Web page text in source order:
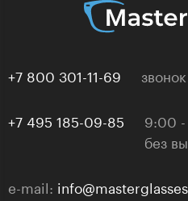
+7 800 301-11-69
+7 495 185-09-85
9:00
без
e-mail: